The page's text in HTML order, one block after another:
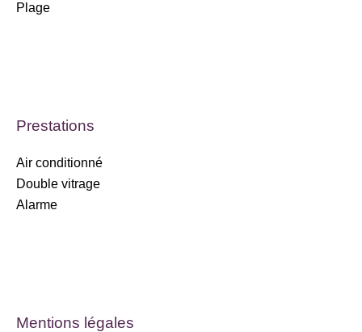
Plage
Prestations
Air conditionné
Double vitrage
Alarme
Mentions légales